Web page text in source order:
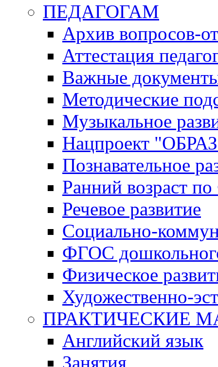
ПЕДАГОГАМ
Архив вопросов-
Аттестация
Важные
Методические
Музыкальное
Нацпроект
Познавательное
Ранний возраст
Речевое развитие
Социально-
ФГОС
Физическое
Художественно-
ПРАКТИЧЕСКИЕ
Английский язык
Занятия